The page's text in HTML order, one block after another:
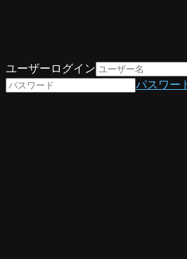
ユーザーログイン
パスワー